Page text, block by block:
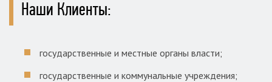
Наши Клиенты:
государственные и местные органы власти;
государственные и коммунальные учреждения;